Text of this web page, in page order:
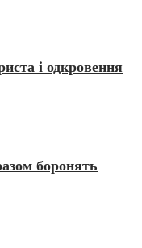
і одкровення
боронять